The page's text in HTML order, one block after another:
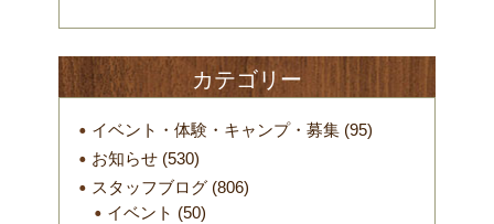
カテゴリー
イベント・体験・キャンプ・募集(95)
お知らせ(530)
スタッフブログ(806)
イベント (50)